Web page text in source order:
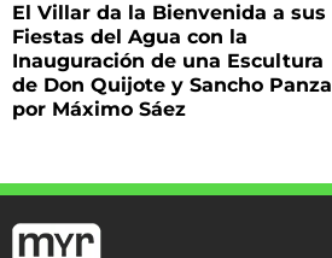
El Villar da la Bienvenida a sus
Fiestas del Agua con la
Inauguración de una Escultura
de Don Quijote y Sancho Panza
por Máximo Sáez